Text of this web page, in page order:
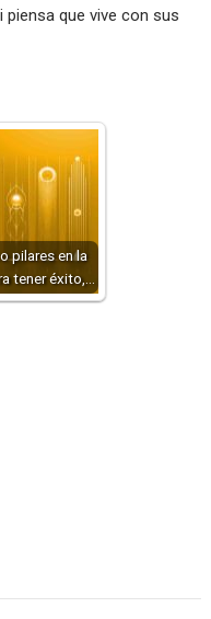
que vive con sus
pilares en la
tener éxito,…